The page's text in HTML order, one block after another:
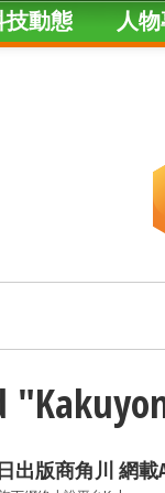
技動態 人
出版商角川 網載